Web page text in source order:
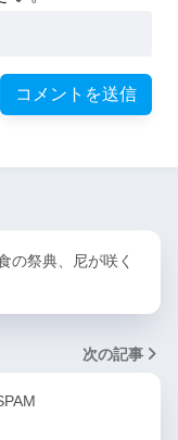
の祭典、尼が咲く
次の記事